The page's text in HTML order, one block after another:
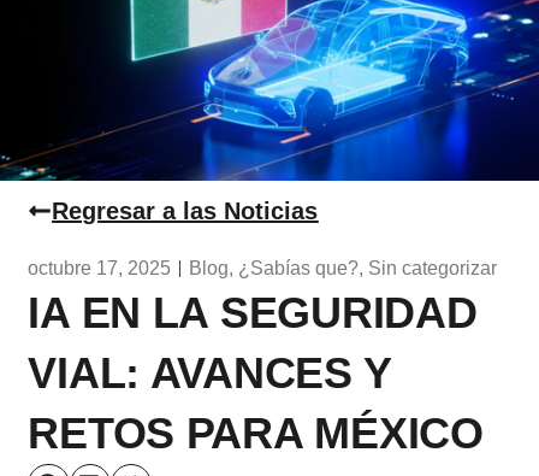
Regresar a las Noticias
octubre 17, 2025 Blog, ¿Sabías que?, Sin categorizar
IA EN LA SEGURIDAD
VIAL: AVANCES Y
RETOS PARA MÉXICO